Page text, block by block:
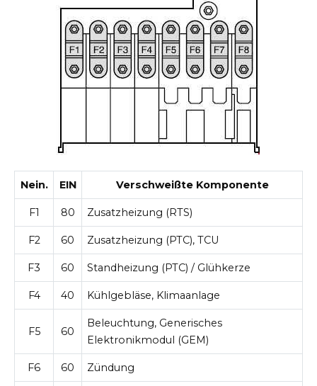
Nein. EIN Verschweißte Komponente
F1 80 Zusatzheizung (RTS)
F2 60 Zusatzheizung (РТС), TCU
F3 60 Standheizung (РТС) / Glühkerze
F4 40 Kühlgebläse, Klimaanlage
F5 60
Beleuchtung, Generisches
Elektronikmodul (GEM)
F6 60 Zündung